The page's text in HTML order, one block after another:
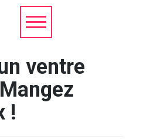
ventre
!